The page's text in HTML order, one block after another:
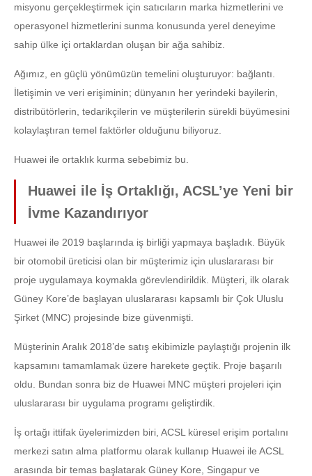
misyonu gerçekleştirmek için satıcıların marka hizmetlerini ve
operasyonel hizmetlerini sunma konusunda yerel deneyime
sahip ülke içi ortaklardan oluşan bir ağa sahibiz.
Ağımız, en güçlü yönümüzün temelini oluşturuyor: bağlantı.
İletişimin ve veri erişiminin; dünyanın her yerindeki bayilerin,
distribütörlerin, tedarikçilerin ve müşterilerin sürekli büyümesini
kolaylaştıran temel faktörler olduğunu biliyoruz.
Huawei ile ortaklık kurma sebebimiz bu.
Huawei ile İş Ortaklığı, ACSL’ye Yeni bir
İvme Kazandırıyor
Huawei ile 2019 başlarında iş birliği yapmaya başladık. Büyük
bir otomobil üreticisi olan bir müşterimiz için uluslararası bir
proje uygulamaya koymakla görevlendirildik. Müşteri, ilk olarak
Güney Kore’de başlayan uluslararası kapsamlı bir Çok Uluslu
Şirket (MNC) projesinde bize güvenmişti.
Müşterinin Aralık 2018’de satış ekibimizle paylaştığı projenin ilk
kapsamını tamamlamak üzere harekete geçtik. Proje başarılı
oldu. Bundan sonra biz de Huawei MNC müşteri projeleri için
uluslararası bir uygulama programı geliştirdik.
İş ortağı ittifak üyelerimizden biri, ACSL küresel erişim portalını
merkezi satın alma platformu olarak kullanıp Huawei ile ACSL
arasında bir temas başlatarak Güney Kore, Singapur ve